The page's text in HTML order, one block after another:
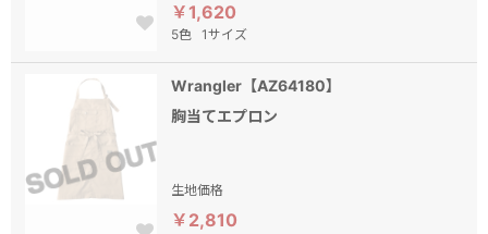
￥1,620
5色 1サイズ
Wrangler【AZ64180】
胸当てエプロン
生地価格
￥2,810